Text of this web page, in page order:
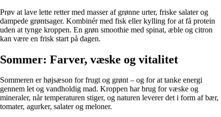
Prøv at lave lette retter med masser af grønne urter, friske salater og
dampede grøntsager. Kombinér med fisk eller kylling for at få protein
uden at tynge kroppen. En grøn smoothie med spinat, æble og citron
kan være en frisk start på dagen.
Sommer: Farver, væske og vitalitet
Sommeren er højsæson for frugt og grønt – og for at tanke energi
gennem let og vandholdig mad. Kroppen har brug for væske og
mineraler, når temperaturen stiger, og naturen leverer det i form af bær,
tomater, agurker, salater og meloner.